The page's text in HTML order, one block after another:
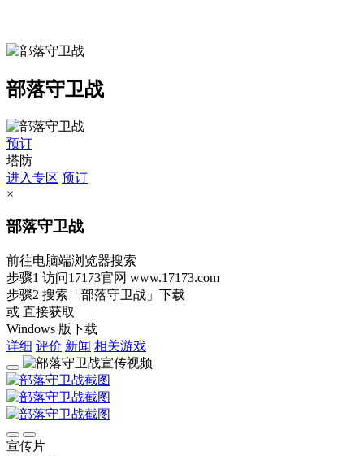
部落守卫战
预订
塔防
进入专区 预订
×
部落守卫战
前往电脑端浏览器搜索
步骤1 访问17173官网 www.17173.com
步骤2 搜索 「部落守卫战」 下载
或 直接获取
Windows 版下载
详细 评价 新闻 相关游戏
宣传片